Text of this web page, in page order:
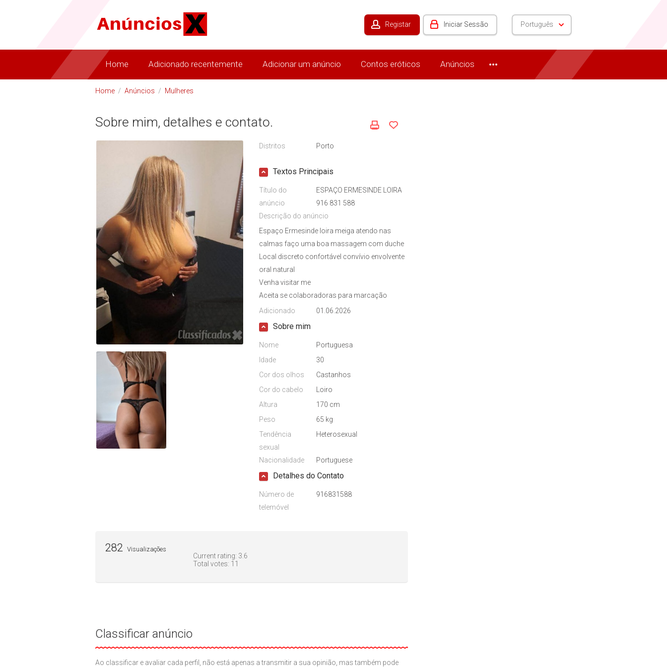
Registar Iniciar Sessão Português
Home Adicionado recentemente Adicionar um anúncio Contos eróticos Anúncios
Home / Anúncios / Mulheres
Sobre mim, detalhes e contato.
Distritos Porto
Textos Principais
Título do
anúncio
ESPAÇO ERMESINDE LOIRA
916 831 588
Descrição do anúncio
Espaço Ermesinde loira meiga atendo nas
calmas faço uma boa massagem com duche
Local discreto confortável convívio envolvente
oral natural
Venha visitar me
Aceita se colaboradoras para marcação
Adicionado
01.06.2026
Sobre mim
Nome
Portuguesa
Idade
30
Cor dos olhos
Castanhos
Cor do cabelo
Loiro
Altura
170 cm
Peso
65 kg
Tendência
sexual
Heterosexual
Nacionalidade Portuguese
Detalhes do Contato
Número de
telemóvel
916831588
Current rating: 3.6
Total votes: 11
282 Visualizações
Classificar anúncio
Ao classificar e avaliar cada perfil, não está apenas a transmitir a sua opinião, mas também pode